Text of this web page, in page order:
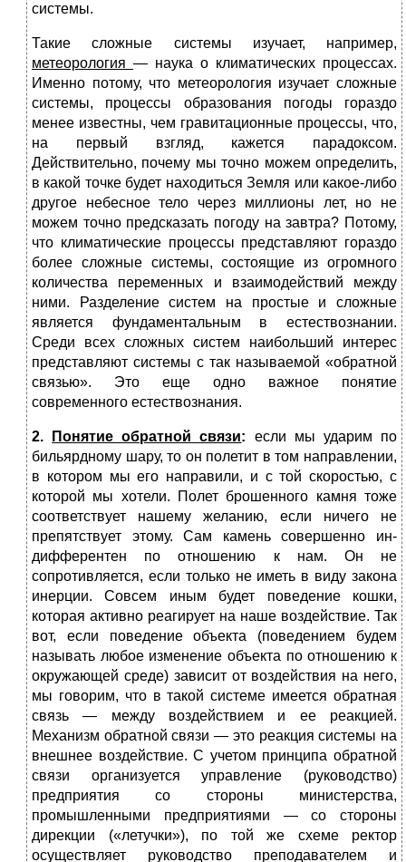
системы.
Такие сложные системы изучает, например,
метеорология — наука о климатических процессах.
Именно потому, что метеороло­гия изучает сложные
системы, процессы образования погоды го­раздо
менее известны, чем гравитационные процессы, что,
на пер­вый взгляд, кажется парадоксом.
Действительно, почему мы точно можем определить,
в какой точке будет находиться Земля или ка­кое-либо
другое небесное тело через миллионы лет, но не
можем точно предсказать погоду на завтра? Потому,
что климатические процессы представляют гораздо
более сложные системы, состоя­щие из огромного
количества переменных и взаимодействий меж­ду
ними. Разделение систем на простые и сложные
является фунда­ментальным в естествознании.
Среди всех сложных систем наи­больший интерес
представляют системы с так называемой «обрат­ной
связью». Это еще одно важное понятие
современного естество­знания.
2. Понятие обратной связи: если мы ударим по
бильярдному шару, то он полетит в том направле­нии,
в котором мы его направили, и с той скоростью, с
которой мы хо­тели. Полет брошенного камня тоже
соответствует нашему жела­нию, если ничего не
препятствует этому. Сам камень совершенно ин­
дифферентен по отношению к нам. Он не
сопротивляется, если только не иметь в виду закона
инерции. Совсем иным будет поведение кошки,
которая активно реаги­рует на наше воздействие. Так
вот, если поведение объекта (поведе­нием будем
называть любое изменение объекта по отношению к
ок­ружающей среде) зависит от воздействия на него,
мы говорим, что в такой системе имеется обратная
связь — между воздействием и ее реакцией.
Механизм обратной связи — это реакция системы на
внешнее воздействие. С учетом принципа обратной
связи орга­низуется управление (руководство)
предприятия со сто­роны министерства,
промышленными предприятиями — со стороны
дирекции («летучки»), по той же схеме рек­тор
осуществляет руководство преподавателем и